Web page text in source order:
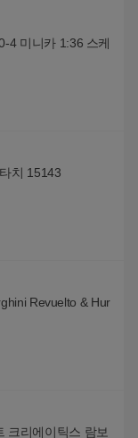
4 미니카 1:36 스케
치 15143
Revuelto & Hur
크리에이틱스 람보